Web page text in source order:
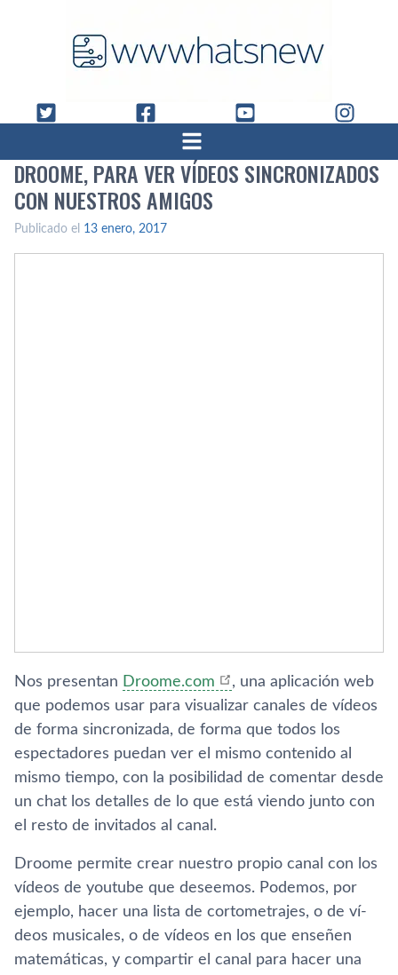
DROOME, PARA VER VÍ­DEOS SINCRONIZADOS
CON NUESTROS AMIGOS
Publicado el 13 enero, 2017
Nos presentan Droome.com
, una aplicación web
que podemos usar para visualizar canales de ví­deos
de forma sincronizada, de forma que todos los
espectadores puedan ver el mismo contenido al
mismo tiempo, con la posibilidad de comentar desde
un chat los detalles de lo que está viendo junto con
el resto de invitados al canal.
Droome permite crear nuestro propio canal con los
ví­deos de youtube que deseemos. Podemos, por
ejemplo, hacer una lista de cortometrajes, o de ví­
deos musicales, o de ví­deos en los que enseñen
matemáticas, y compartir el canal para hacer una